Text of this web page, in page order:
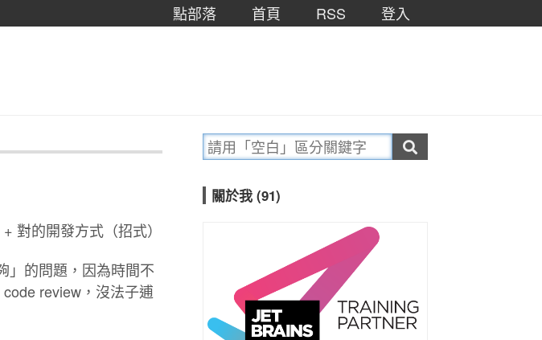
點部落 首頁 RSS 登入
對的開發方式（招式）
」的問題，因為時間不
review，沒法子逋
關於我 (91)